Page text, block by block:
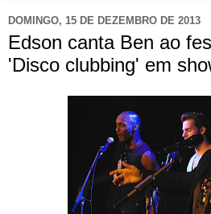
DOMINGO, 15 DE DEZEMBRO DE 2013
Edson canta Ben ao
'Disco clubbing' em